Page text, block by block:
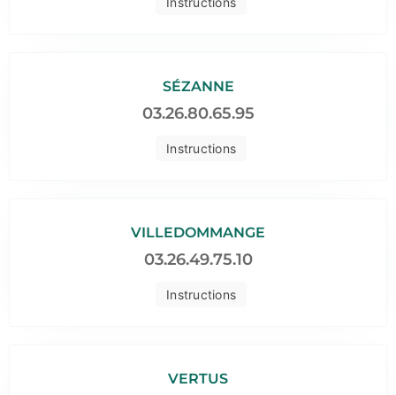
Instructions
SÉZANNE
03.26.80.65.95
Instructions
VILLEDOMMANGE
03.26.49.75.10
VERTUS